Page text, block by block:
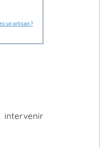
un artisan ?
intervenir